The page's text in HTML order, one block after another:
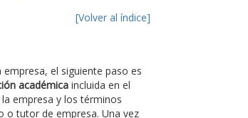
[Volver al índice]
el siguiente paso es
académicaincluida en el
empresa y los términos
o tutor de empresa. Una vez